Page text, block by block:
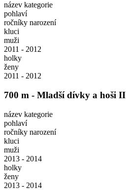
název kategorie
pohlaví
ročníky narození
kluci
muži
2011 - 2012
holky
ženy
2011 - 2012
700 m - Mladší dívky a hoši II
název kategorie
pohlaví
ročníky narození
kluci
muži
2013 - 2014
holky
ženy
2013 - 2014